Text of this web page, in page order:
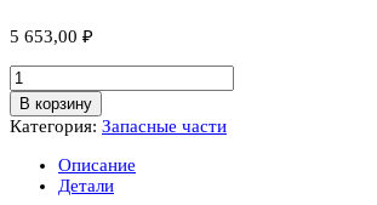
5 653,00 ₽
Количество
товара
Шланг-
пакет
силовым
кабелем
В корзину
Категория: Запасные части
Описание
Детали